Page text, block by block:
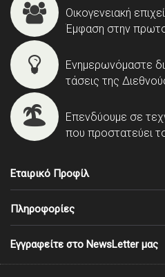
Οικογενειακή
Έμφαση στην
Ενημερωνόμαστε
τάσεις της
Επενδύουμε σε
που προστατεύει
Εταιρικό Προφίλ
Πληροφορίες
Εγγραφείτε στο NewsLetter μας